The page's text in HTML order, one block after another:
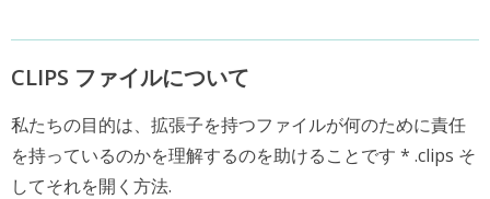
CLIPS ファイルについて
私たちの目的は、拡張子を持つファイルが何のために責任
を持っているのかを理解するのを助けることです * .clips そ
してそれを開く方法.